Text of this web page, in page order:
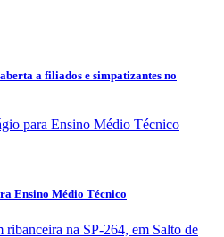
a filiados e simpatizantes no
Ensino Médio Técnico